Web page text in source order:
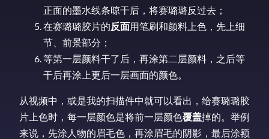
正面的墨水线条晾干后，将赛璐璐反过去；
在赛璐璐胶片的反面用笔刷和颜料上色，先上细
节、前景部分；
等第一层颜料干了后，再涂第二层颜料，之后等
干后再涂上更后一层画面的颜色。
从视频中，或是我的扫描件中就可以看出，给赛璐璐胶
片上色时，每一层颜色是将前一层颜色覆盖掉的。举例
来说，先涂人物的眉毛色，再涂眉毛的阴影，最后涂额